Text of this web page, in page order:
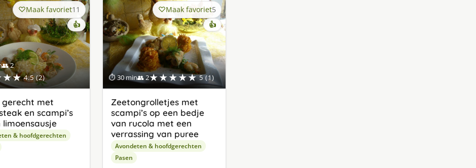
👥 2
4.5 (2)
Maak favoriet11
👍
gerecht met
en scampi’s
limoensausje
& hoofdgerechten
⏱ 30 min👥 2★★★★★ 5 (1)
Maak favoriet5
👍
Zeetongrolletjes met
scampi’s op een bedje
van rucola met een
verrassing van puree
Avondeten & hoofdgerechten
Pasen